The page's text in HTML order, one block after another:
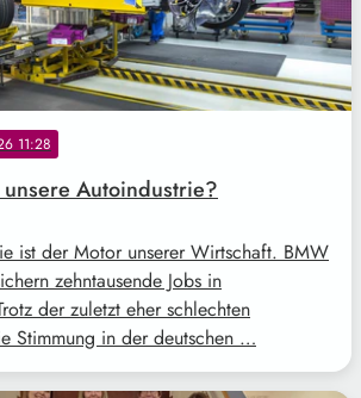
11:28
Autoindustrie?
ist der Motor unserer Wirtschaft. BMW
zehntausende Jobs in
der zuletzt eher schlechten
Stimmung in der deutschen …